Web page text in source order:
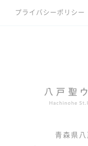
プライバシーポリシー
青森県